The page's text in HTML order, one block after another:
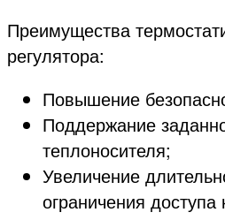
Преимущества
регулятора:
Повышение
Поддержание
теплоносителя;
Увеличение
ограничения доступа